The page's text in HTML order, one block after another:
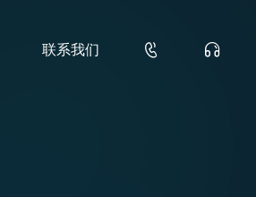
联系我们  